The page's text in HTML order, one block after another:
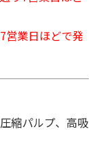
営業日ほどで発
縮パルプ、高吸